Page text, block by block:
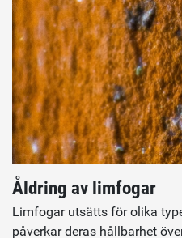
Åldring av limfogar
Limfogar utsätts för olika
påverkar deras hållbarhet